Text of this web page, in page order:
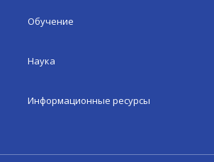
Обучение
Наука
Информационные ресурсы